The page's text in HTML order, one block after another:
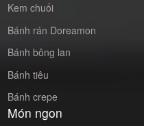
Kem chuối
Bánh rán Doreamon
Bánh bông lan
Bánh tiêu
Bánh crepe
Món ngon